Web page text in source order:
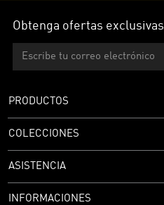
Obtenga ofertas exclusivas
PRODUCTOS
COLECCIONES
ASISTENCIA
INFORMACIONES